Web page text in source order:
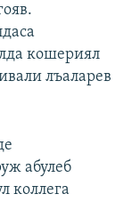
кошериял
лъаларев
абулеб
коллега